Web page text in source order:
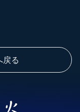
戻る